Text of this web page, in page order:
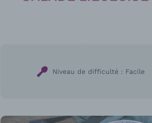
Niveau de difficulté : Facile